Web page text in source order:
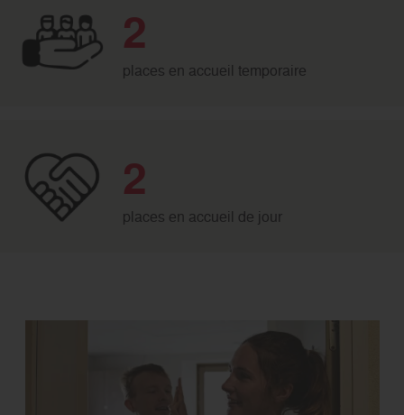
2
places en accueil temporaire
2
places en accueil de jour